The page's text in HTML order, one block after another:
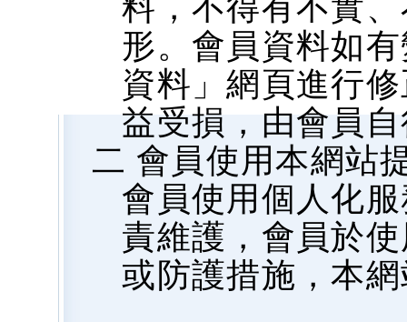
料，不得有不實
形。會員資料如
資料」網頁進行
益受損，由會員
二 會員使用本網站
會員使用個人化
責維護，會員於
或防護措施，本